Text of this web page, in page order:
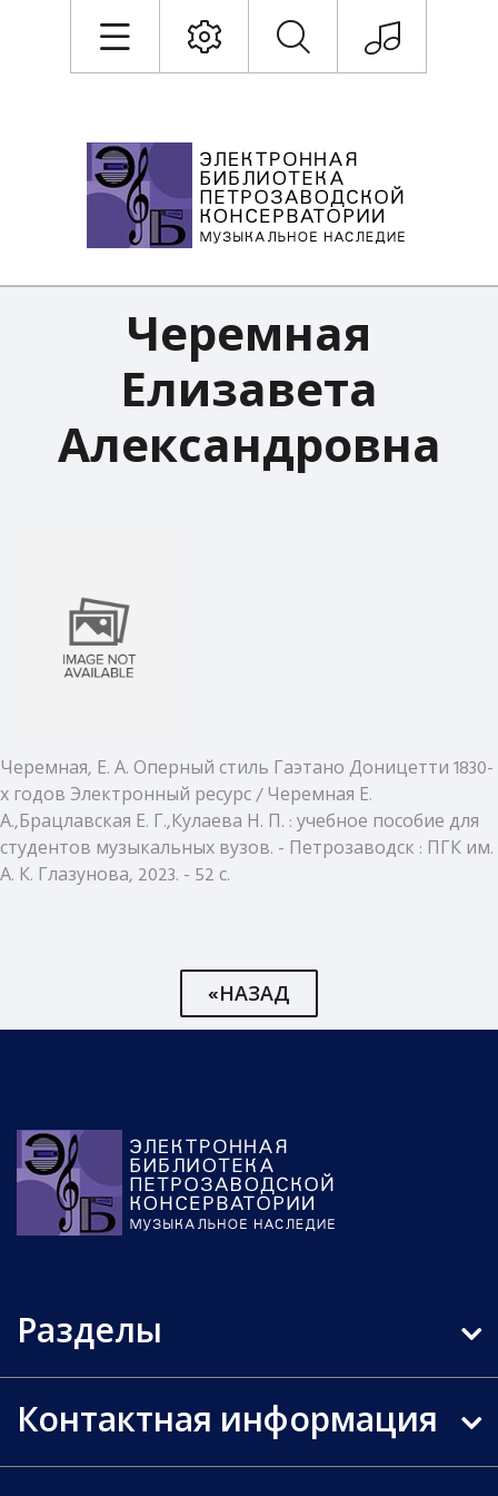
Черемная
Елизавета
Александровна
Черемная, Е. А. Оперный стиль Гаэтано Доницетти 1830-
х годов Электронный ресурс / Черемная Е.
А.,Брацлавская Е. Г.,Кулаева Н. П. : учебное пособие для
студентов музыкальных вузов. - Петрозаводск : ПГК им.
А. К. Глазунова, 2023. - 52 с.
«НАЗАД
Разделы
Контактная информация